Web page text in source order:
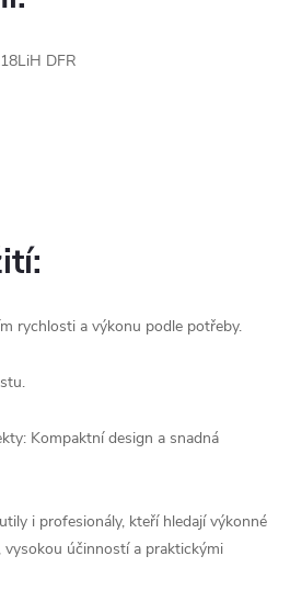
DFR
rychlosti a výkonu podle potřeby.
Kompaktní design a snadná
i profesionály, kteří hledají výkonné
účinností a praktickými